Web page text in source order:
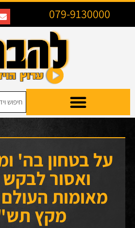
079-9130000
על בטחון בה'
ואסור
מאומות
מקץ